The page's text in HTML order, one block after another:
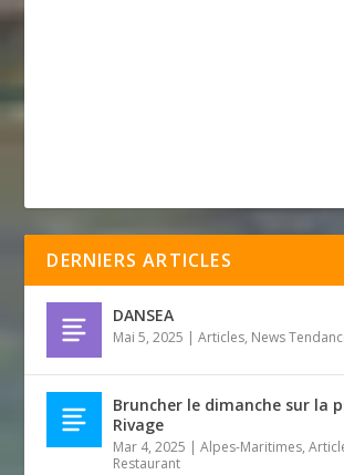
DERNIERS ARTICLES
DANSEA
Mai 5, 2025 |Articles, News
Bruncher le dimanche sur la
Rivage
Mar 4, 2025 |Alpes-Maritimes,
Restaurant